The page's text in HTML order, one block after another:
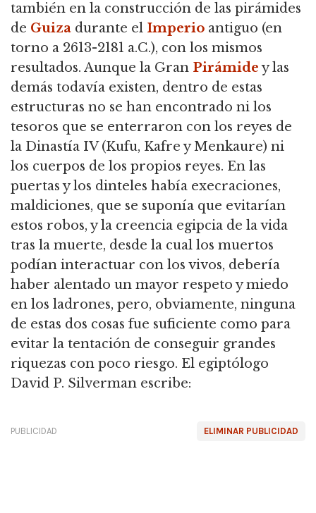
también en la construcción de las pirámides
de Guiza durante el Imperio antiguo (en
torno a 2613-2181 a.C.), con los mismos
resultados. Aunque la Gran Pirámidey las
demás todavía existen, dentro de estas
estructuras no se han encontrado ni los
tesoros que se enterraron con los reyes de
la Dinastía IV (Kufu, Kafre y Menkaure) ni
los cuerpos de los propios reyes. En las
puertas y los dinteles había execraciones,
maldiciones, que se suponía que evitarían
estos robos, y la creencia egipcia de la vida
tras la muerte, desde la cual los muertos
podían interactuar con los vivos, debería
haber alentado un mayor respeto y miedo
en los ladrones, pero, obviamente, ninguna
de estas dos cosas fue suficiente como para
evitar la tentación de conseguir grandes
riquezas con poco riesgo. El egiptólogo
David P. Silverman escribe:
ELIMINAR PUBLICIDAD
PUBLICIDAD